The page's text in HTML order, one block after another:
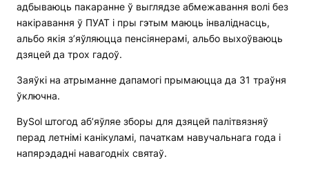
адбываюць пакаранне ў выглядзе абмежавання волі без
накіравання ў ПУАТ і пры гэтым маюць інваліднасць,
альбо якія з’яўляюцца пенсіянерамі, альбо выхоўваюць
дзяцей да трох гадоў.
Заяўкі на атрыманне дапамогі прымаюцца да 31 траўня
ўключна.
BySol штогод аб’яўляе зборы для дзяцей палітвязняў
перад летнімі канікуламі, пачаткам навучальнага года і
напярэдадні навагодніх святаў.